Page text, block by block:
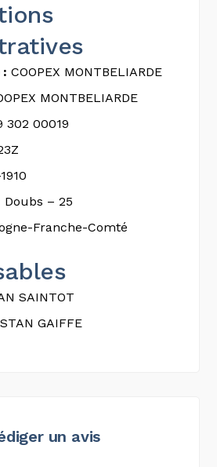
: COOPEX MONTBELIARDE
MONTBELIARDE
302 00019
Doubs – 25
Franche-Comté
SAINTOT
GAIFFE
un avis